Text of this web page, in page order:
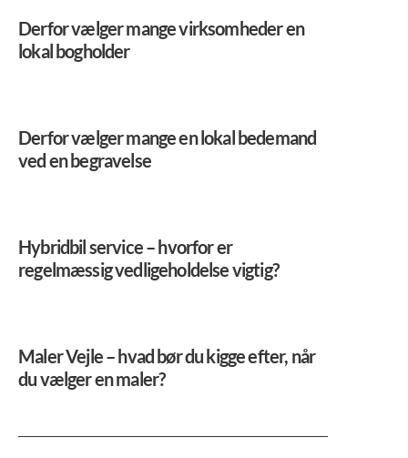
Derfor vælger mange virksomheder en
lokal bogholder
Derfor vælger mange en lokal bedemand
ved en begravelse
Hybridbil service – hvorfor er
regelmæssig vedligeholdelse vigtig?
Maler Vejle – hvad bør du kigge efter, når
du vælger en maler?